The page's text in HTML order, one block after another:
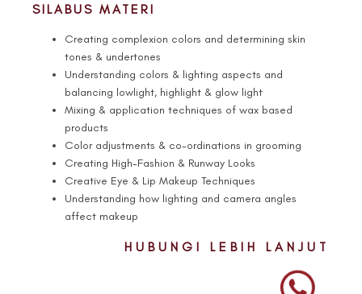
SILABUS MATERI
Creating complexion colors and determining skin
tones & undertones
Understanding colors & lighting aspects and
balancing lowlight, highlight & glow light
Mixing & application techniques of wax based
products
Color adjustments & co-ordinations in grooming
Creating High-Fashion & Runway Looks
Creative Eye & Lip Makeup Techniques
Understanding how lighting and camera angles
affect makeup
HUBUNGI LEBIH LANJUT